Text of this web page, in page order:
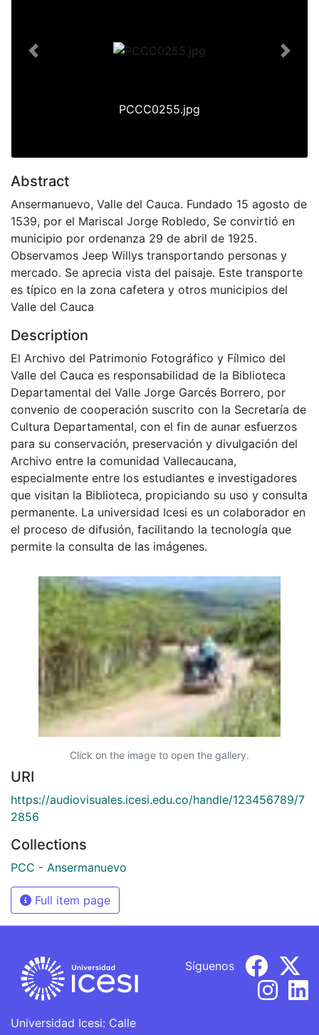
PCCC0255.jpg
Previous Next
Abstract
Ansermanuevo, Valle del Cauca. Fundado 15 agosto de
1539, por el Mariscal Jorge Robledo, Se convirtió en
municipio por ordenanza 29 de abril de 1925.
Observamos Jeep Willys transportando personas y
mercado. Se aprecia vista del paisaje. Este transporte
es típico en la zona cafetera y otros municipios del
Valle del Cauca
Description
El Archivo del Patrimonio Fotográfico y Fílmico del
Valle del Cauca es responsabilidad de la Biblioteca
Departamental del Valle Jorge Garcés Borrero, por
convenio de cooperación suscrito con la Secretaría de
Cultura Departamental, con el fin de aunar esfuerzos
para su conservación, preservación y divulgación del
Archivo entre la comunidad Vallecaucana,
especialmente entre los estudiantes e investigadores
que visitan la Biblioteca, propiciando su uso y consulta
permanente. La universidad Icesi es un colaborador en
el proceso de difusión, facilitando la tecnología que
permite la consulta de las imágenes.
Click on the image to open the gallery.
URI
https://audiovisuales.icesi.edu.co/handle/123456789/7
2856
Collections
PCC - Ansermanuevo
Full item page
Universidad Icesi: Calle
Síguenos